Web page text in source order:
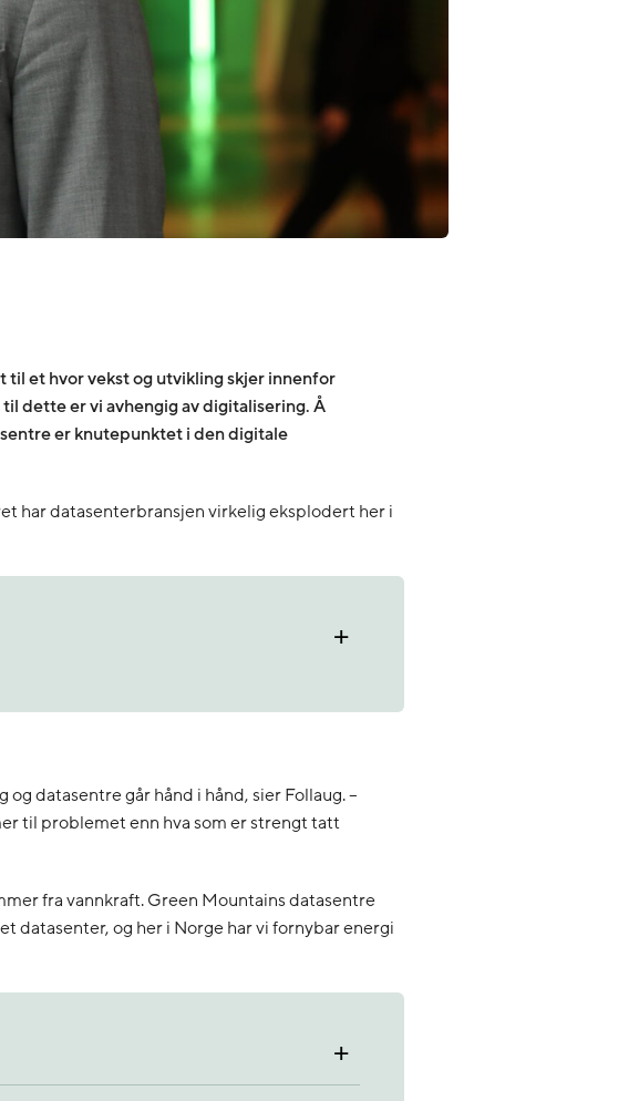
til et hvor vekst og utvikling skjer innenfor
dette er vi avhengig av digitalisering. Å
er knutepunktet i den digitale
har datasenterbransjen virkelig eksplodert her i
+
datasentre går hånd i hånd, sier Follaug. –
til problemet enn hva som er strengt tatt
fra vannkraft. Green Mountains datasentre
datasenter, og her i Norge har vi fornybar energi
+